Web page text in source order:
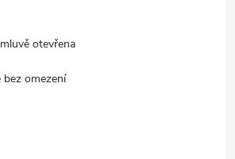
otevřena
omezení